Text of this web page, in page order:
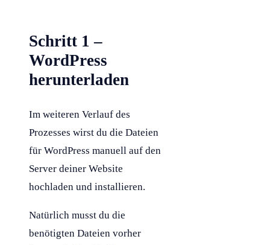
Schritt 1 –
WordPress
herunterladen
Im weiteren Verlauf des
Prozesses wirst du die Dateien
für WordPress manuell auf den
Server deiner Website
hochladen und installieren.
Natürlich musst du die
benötigten Dateien vorher